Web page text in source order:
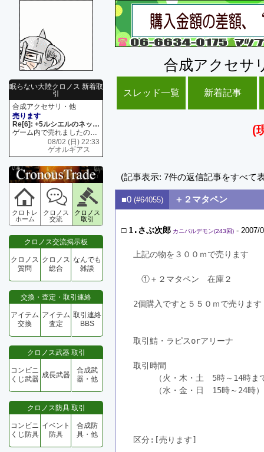
眠らない大陸クロノス 新着取
引
合成アクセサリ・他
売ります
Re[6]: +5ルシエルのネックレス
ゲーム内で売れましたので 在庫がネク1 リング4 となります リングのお値段は80G といたします
08/02 (日) 22:33
ゲオルギアス
クロトレ
ホーム
クロノス
交流
クロノス
取引
クロノス交流掲示板
クロノス
質問
クロノス
総合
なんでも
雑談
交換・査定・取引連絡
アイテム
交換
アイテム
査定
取引連絡
BBS
クロノス武器 取引
コンビニ
くじ武器 成長武器
合成武
器・他
クロノス防具 取引
コンビニ
くじ防具
イベント
防具
合成防
具・他
合成アクセサ
スレッド一覧 新着記事
(
(記事表示: 7件の返信記事をすべて
■0 (#64055) ＋２マタペン
□ 1.さぶ次郎 カニバルデモン(243回) - 2007/
上記の物を３００ｍで売ります
①＋２マタペン　在庫２
2個購入ですと５５０ｍで売ります
取引鯖・ラピスorアリーナ
取引時間
（火・木・土　5時～14時ま
（水・金・日　15時～24時）
区分:[売ります]